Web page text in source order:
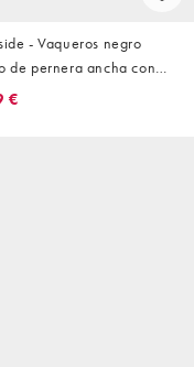
- Vaqueros negro
de pernera ancha con
de tachuelas (parte de un
€